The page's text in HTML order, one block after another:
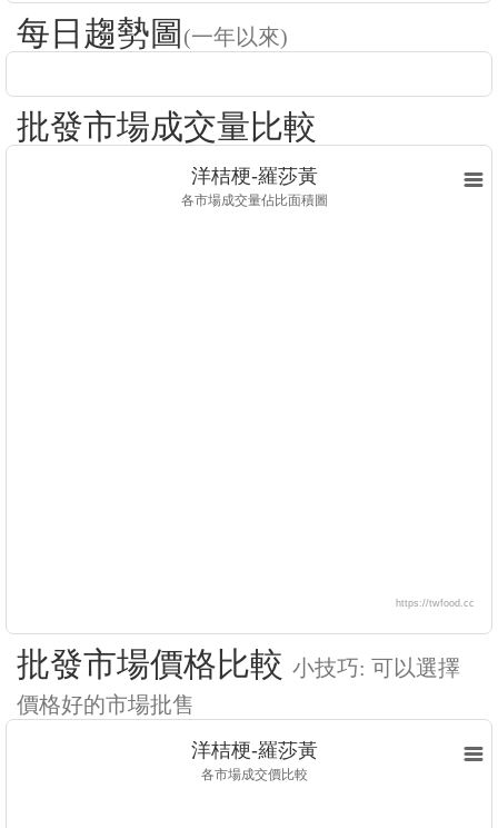
每日趨勢圖 (一年以來)
批發市場成交量比較
洋桔梗-羅莎黃
各市場成交量佔比面積圖
https://twfood.cc
批發市場價格比較 小技巧: 可以選擇
價格好的市場批售
洋桔梗-羅莎黃
各市場成交價比較